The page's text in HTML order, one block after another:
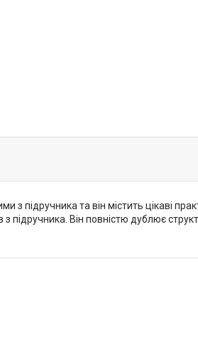
підручника та він містить цікаві
підручника. Він повністю дублює